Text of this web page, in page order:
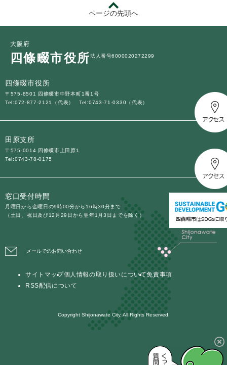
ページの先頭へ
大阪府
四條畷市役所法人番号6000020272299
四條畷市役所
〒575-8501 四條畷市中野本町1番1号
Tel:072-877-2121（代表）
Tel:0743-71-0330（代表）
田原支所
〒575-0014 四條畷市上田原1
Tel:0743-78-0175
窓口受付時間
月曜日から金曜日の9時00分から16時30分まで
（土日、祝日及び12月29日から翌年1月3日までを除く）
メールでのお問い合わせ
サイトマップ個人情報の取り扱いについて免責事項
RSS配信について
Copyright Shijonawate City. All Rights Reserved.